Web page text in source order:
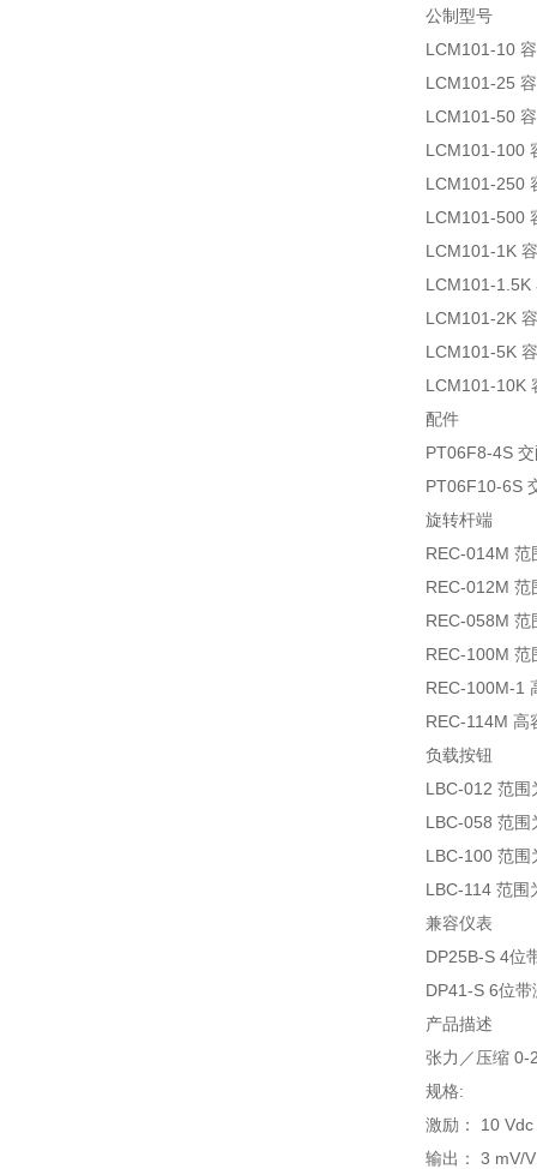
公制型号
LCM101-10
LCM101-25
LCM101-50
LCM101-100
LCM101-250
LCM101-500
LCM101-1K
LCM101-1.5K
LCM101-2K
LCM101-5K
LCM101-10K
配件
PT06F8-4S
PT06F10-6S
旋转杆端
REC-014M 范
REC-012M 范
REC-058M
REC-100M
REC-100M-1
REC-114M 高
负载按钮
LBC-012 范围
LBC-058 范
LBC-100 范
LBC-114 范围
兼容仪表
DP25B-S 4位
DP41-S 6位
产品描述
张力／压缩 0-
规格:
激励： 10
输出： 3 mV/